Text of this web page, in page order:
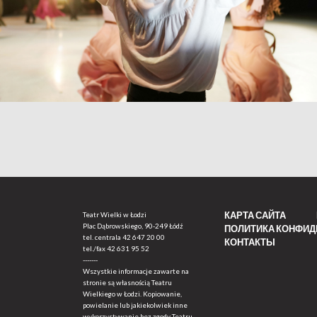
Teatr Wielki w Łodzi
Plac Dąbrowskiego, 90-249 Łódź
tel. centrala 42 647 20 00
tel./fax42 631 95 52
-------
Wszystkie informacje zawarte na
stronie są własnością Teatru
Wielkiego w Łodzi. Kopiowanie,
powielanie lub jakiekolwiek inne
КАРТА САЙТА
ПОЛИТИКА
КОНТАКТЫ